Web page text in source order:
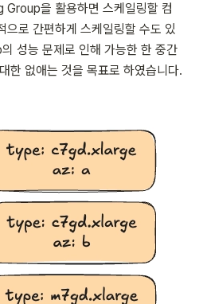
을 활용하면 스케일링할 컴
으로 간편하게 스케일링할 수도 있
성능 문제로 인해 가능한 한 중간
한 없애는 것을 목표로 하였습니다.